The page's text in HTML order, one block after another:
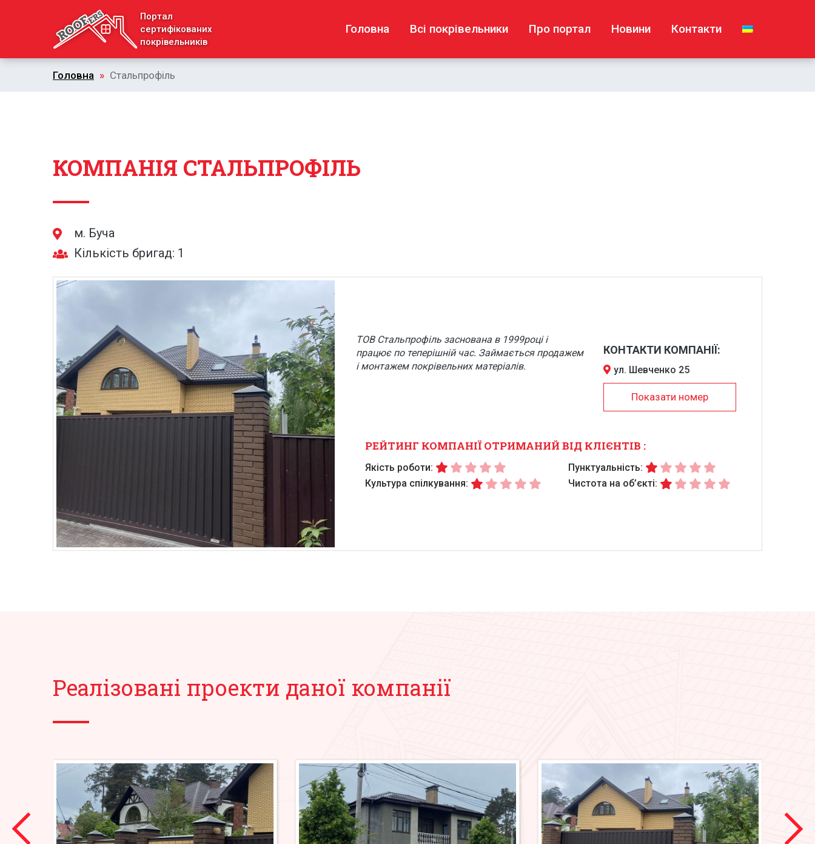
Портал
сертифікованих
покрівельників
Головна Всі покрівельники Про портал Новини Контакти
Головна » Стальпрофіль
КОМПАНІЯ СТАЛЬПРОФІЛЬ
м. Буча
Кількість бригад: 1
ТОВ Стальпрофіль заснована в 1999році і
працює по теперішній час. Займається продажем
і монтажем покрівельних матеріалів.
КОНТАКТИ КОМПАНІЇ:
ул. Шевченко 25
Показати номер
РЕЙТИНГ КОМПАНІЇ ОТРИМАНИЙ ВІД КЛІЄНТІВ :
Якість роботи:
Пунктуальність:
Культура спілкування:
Чистота на об’єкті:
Реалізовані проекти даної компанії